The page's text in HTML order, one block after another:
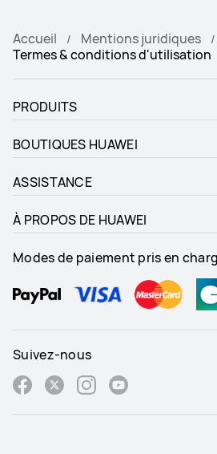
Accueil
Mentions juridiques
Termes & conditions d'utilisation
PRODUITS
BOUTIQUES HUAWEI
ASSISTANCE
À PROPOS DE HUAWEI
Modes de paiement pris en
Suivez-nous